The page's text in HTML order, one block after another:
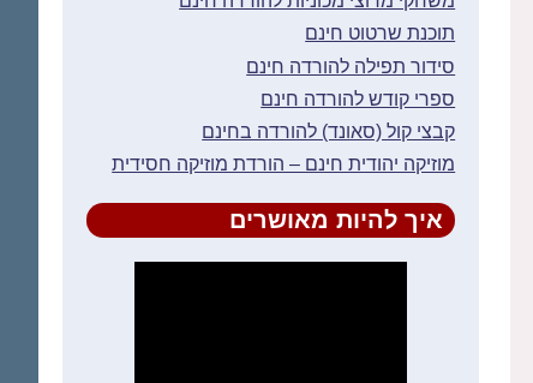
תוכנת שרטוט חינם
סידור תפילה להורדה חינם
ספרי קודש להורדה חינם
קבצי קול (סאונד) להורדה בחינם
מוזיקה יהודית חינם – הורדת מוזיקה חסידית
איך להיות מאושרים